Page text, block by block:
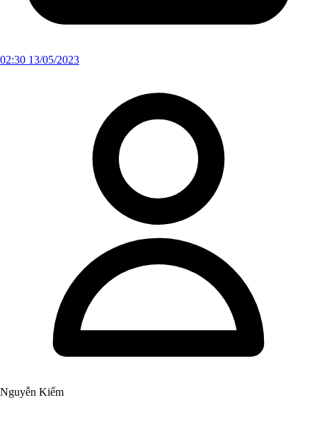
02:30 13/05/2023
Nguyễn Kiểm